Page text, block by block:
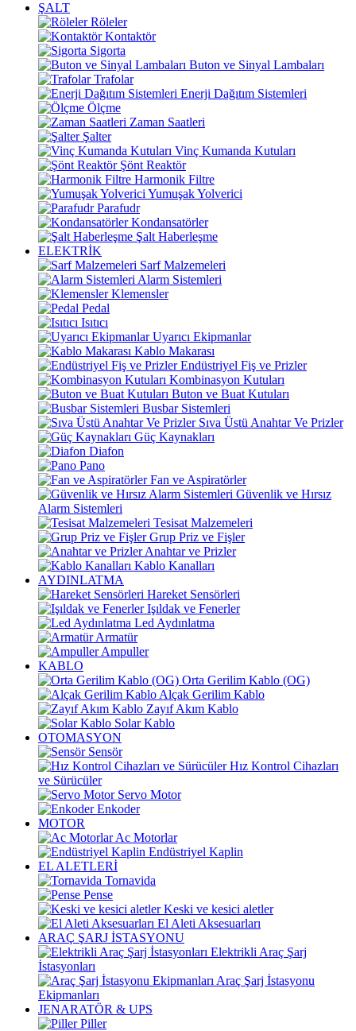
ŞALT
Röleler
Kontaktör
Sigorta
Buton ve Sinyal Lambaları
Trafolar
Enerji Dağıtım Sistemleri
Ölçme
Zaman Saatleri
Şalter
Vinç Kumanda Kutuları
Şönt Reaktör
Harmonik Filtre
Yumuşak Yolverici
Parafudr
Kondansatörler
Şalt Haberleşme
ELEKTRİK
Sarf Malzemeleri
Alarm Sistemleri
Klemensler
Pedal
Isıtıcı
Uyarıcı Ekipmanlar
Kablo Makarası
Endüstriyel Fiş ve Prizler
Kombinasyon Kutuları
Buton ve Buat Kutuları
Busbar Sistemleri
Sıva Üstü Anahtar Ve Prizler
Güç Kaynakları
Diafon
Pano
Fan ve Aspiratörler
Güvenlik ve Hırsız
Alarm Sistemleri
Tesisat Malzemeleri
Grup Priz ve Fişler
Anahtar ve Prizler
Kablo Kanalları
AYDINLATMA
Hareket Sensörleri
Işıldak ve Fenerler
Led Aydınlatma
Armatür
Ampuller
KABLO
Orta Gerilim Kablo (OG)
Alçak Gerilim Kablo
Zayıf Akım Kablo
Solar Kablo
OTOMASYON
Sensör
Hız Kontrol Cihazları
ve Sürücüler
Servo Motor
Enkoder
MOTOR
Ac Motorlar
Endüstriyel Kaplin
EL ALETLERİ
Tornavida
Pense
Keski ve kesici aletler
El Aleti Aksesuarları
ARAÇ ŞARJ İSTASYONU
Elektrikli Araç Şarj
İstasyonları
Araç Şarj İstasyonu
Ekipmanları
JENARATÖR & UPS
Piller